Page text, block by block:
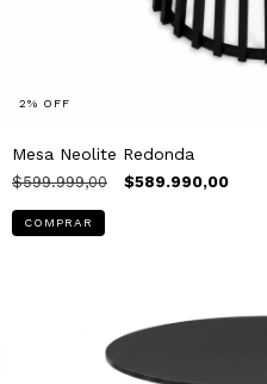
2% OFF
Mesa Neolite Redonda
$599.999,00 $589.990,00